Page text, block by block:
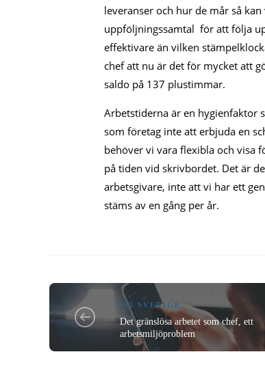
leveranser och hur de mår så
uppföljningssamtal för att följa
effektivare än vilken
chef att nu är det för mycket att
saldo på 137 plustimmar.
Arbetstiderna är en hygienfaktor
som företag inte att erbjuda en
behöver vi vara flexibla och visa
på tiden vid skrivbordet. Det är
arbetsgivare, inte att vi har ett
stäms av en gång per år.
HR SVERIGE
Det gränslösa arbetet som chef, ett
arbetsmiljöproblem